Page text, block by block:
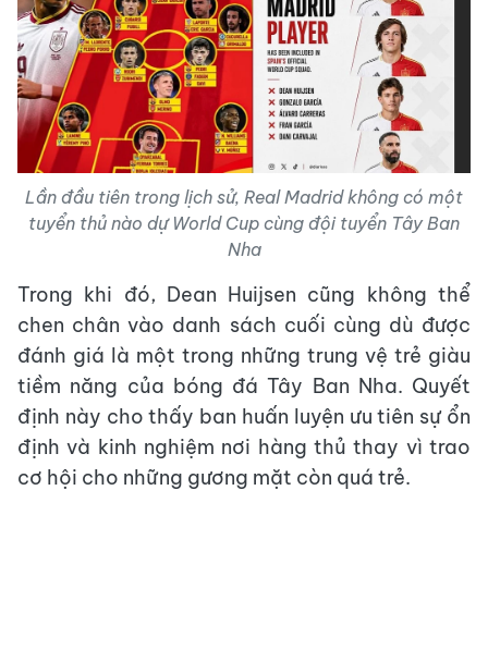
Lần đầu tiên trong lịch sử, Real Madrid không có một
tuyển thủ nào dự World Cup cùng đội tuyển Tây Ban
Nha
Trong khi đó, Dean Huijsen cũng không thể
chen chân vào danh sách cuối cùng dù được
đánh giá là một trong những trung vệ trẻ giàu
tiềm năng của bóng đá Tây Ban Nha. Quyết
định này cho thấy ban huấn luyện ưu tiên sự ổn
định và kinh nghiệm nơi hàng thủ thay vì trao
cơ hội cho những gương mặt còn quá trẻ.